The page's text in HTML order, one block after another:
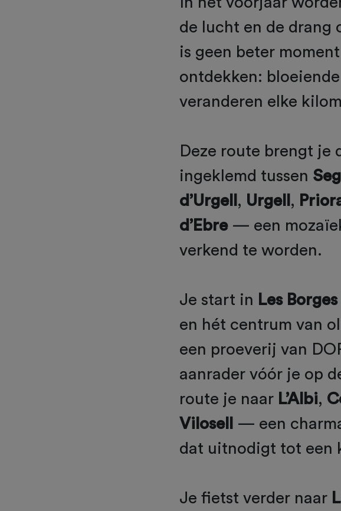
de lucht en de drang
is geen beter
ontdekken:
veranderen elke
Deze route brengt je
ingeklemd tussen
d’Urgell , Urgell ,
d’Ebre— een
verkend te worden.
Je start in Les
en hét centrum van
een proeverij van
aanrader vóór je op
route je naar L’Albi,
Vilosell
— een
dat uitnodigt tot een
Je fietst verder naar